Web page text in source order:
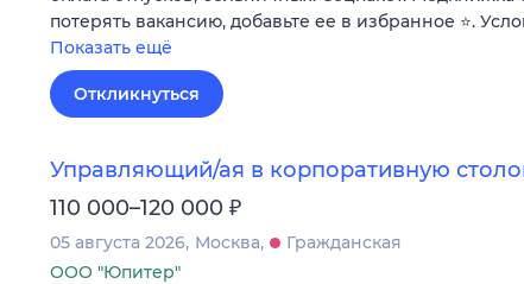
потерять вакансию, добавьте ее в избранное ⭐.
Показать ещё
Откликнуться
Управляющий/ая в корпоративную
110 000–120 000 ₽
05 августа 2026 Москва
Гражданская
ООО "Юпитер"